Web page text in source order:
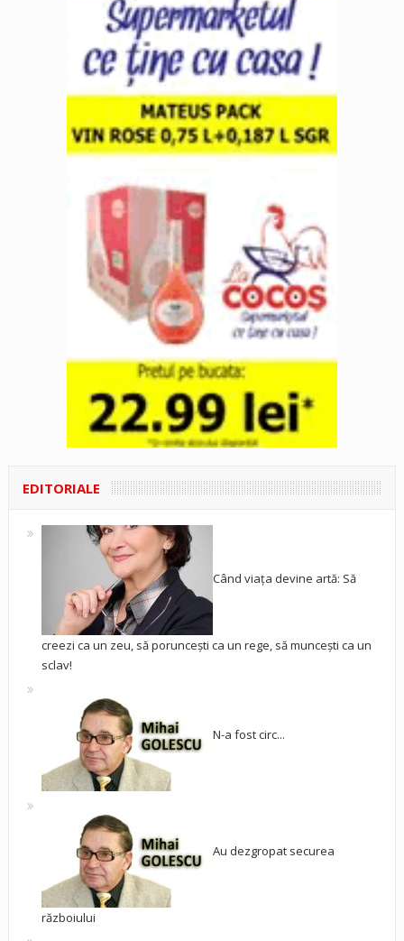
EDITORIALE
Când viața devine artă: Să
creezi ca un zeu, să poruncești ca un rege, să muncești ca un
sclav!
N-a fost circ...
Au dezgropat securea
războiului